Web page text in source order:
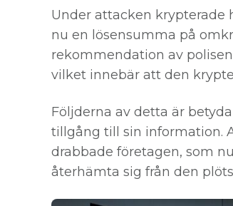
Under attacken krypterade
nu en lösensumma på
rekommendation av
vilket innebär att den
Följderna av detta är
tillgång till sin information.
drabbade företagen, som
återhämta sig från den